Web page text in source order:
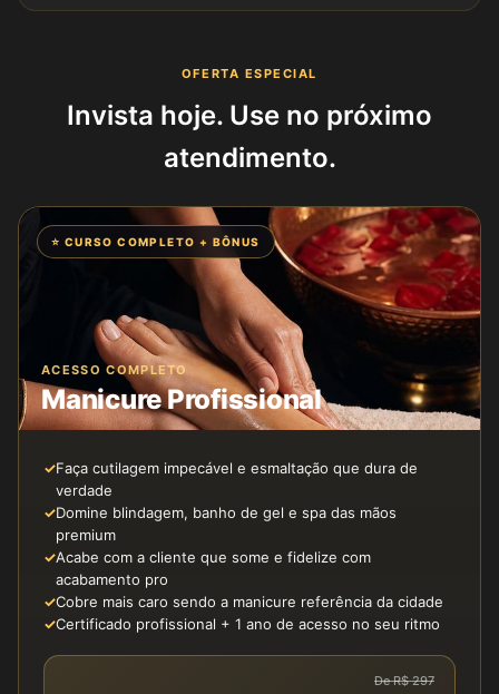
OFERTA ESPECIAL
Invista hoje. Use no próximo
atendimento.
⭐ CURSO COMPLETO + BÔNUS
ACESSO COMPLETO
Manicure Profissional
✓Faça cutilagem impecável e esmaltação que dura de
verdade
✓Domine blindagem, banho de gel e spa das mãos
premium
✓Acabe com a cliente que some e fidelize com
acabamento pro
✓Cobre mais caro sendo a manicure referência da cidade
✓Certificado profissional + 1 ano de acesso no seu ritmo
De R$ 297